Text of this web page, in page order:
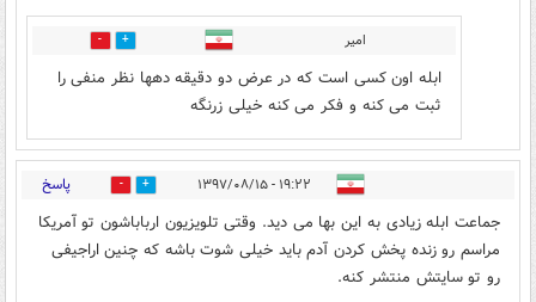
امیر 42
ابله اون کسی است که در عرض دو دقیقه دهها نظر منفی را
ثبت می کنه و فکر می کنه خیلی زرنگه
۱۹:۲۲ - ۱۳۹۷/۰۸/۱۵ 24 پاسخ
جماعت ابله زیادی به این بها می دید. وقتی تلویزیون ارباباشون تو آمریکا
مراسم رو زنده پخش کردن آدم باید خیلی شوت باشه که چنین اراجیفی
رو تو سایتش منتشر کنه.